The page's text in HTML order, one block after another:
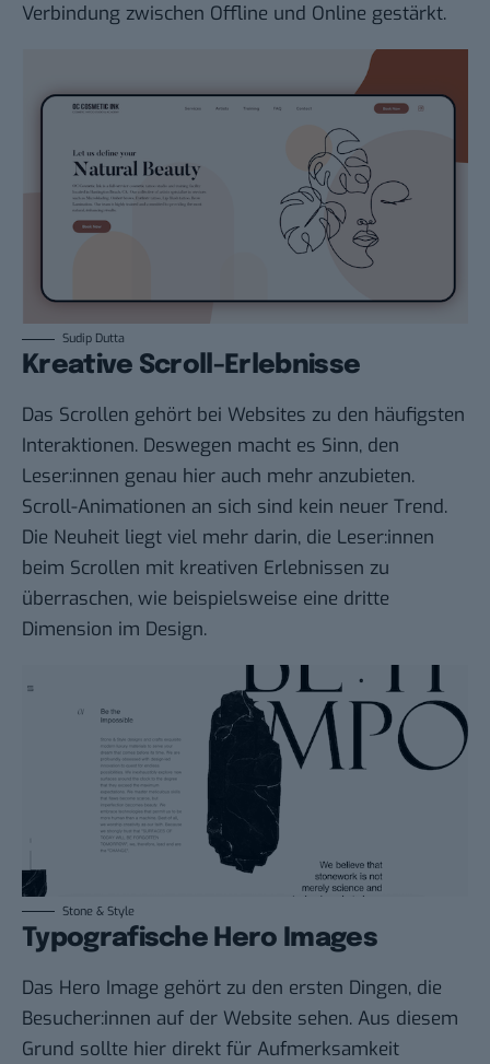
Verbindung zwischen Offline und Online gestärkt.
Sudip Dutta
Kreative Scroll-Erlebnisse
Das Scrollen gehört bei Websites zu den häufigsten
Interaktionen. Deswegen macht es Sinn, den
Leser:innen genau hier auch mehr anzubieten.
Scroll-Animationen an sich sind kein neuer Trend.
Die Neuheit liegt viel mehr darin, die Leser:innen
beim Scrollen mit kreativen Erlebnissen zu
überraschen, wie beispielsweise eine dritte
Dimension im Design.
Stone & Style
Typografische Hero Images
Das Hero Image gehört zu den ersten Dingen, die
Besucher:innen auf der Website sehen. Aus diesem
Grund sollte hier direkt für Aufmerksamkeit